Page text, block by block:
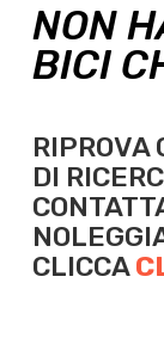
NON
BICI
RIPROVA
DI
CLICCA